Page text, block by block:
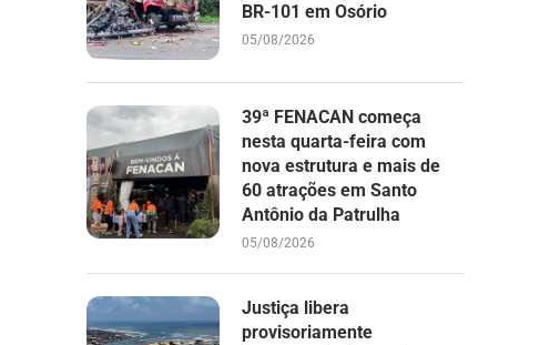
BR-101 em Osório
05/08/2026
39ª FENACAN começa
nesta quarta-feira com
nova estrutura e mais de
60 atrações em Santo
Antônio da Patrulha
05/08/2026
Justiça libera
provisoriamente